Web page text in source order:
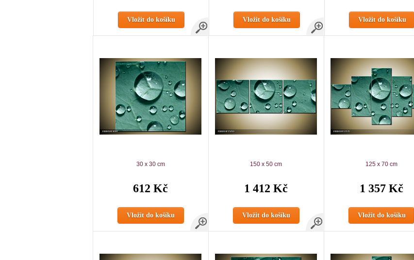
Vložit do košíku Vložit do košíku Vložit do košíku
30 x 30 cm
612 Kč
Vložit do košíku
150 x 50 cm
1 412 Kč
Vložit do košíku
125 x 70 cm
1 357 Kč
Vložit do košíku